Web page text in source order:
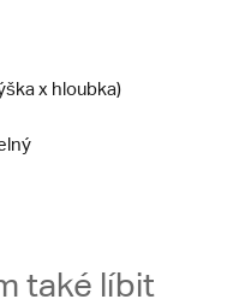
x hloubka)
také líbit